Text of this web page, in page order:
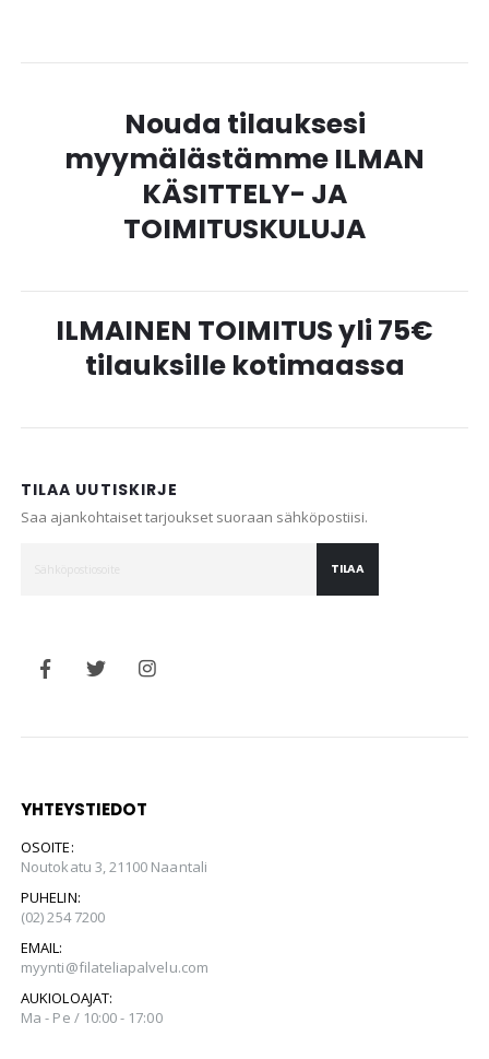
Nouda tilauksesi
myymälästämme ILMAN
KÄSITTELY- JA
TOIMITUSKULUJA
ILMAINEN TOIMITUS yli 75€
tilauksille kotimaassa
TILAA UUTISKIRJE
Saa ajankohtaiset tarjoukset suoraan sähköpostiisi.
TILAA
YHTEYSTIEDOT
OSOITE:
Noutokatu 3, 21100 Naantali
PUHELIN:
(02) 254 7200
EMAIL:
myynti@filateliapalvelu.com
AUKIOLOAJAT:
Ma - Pe / 10:00 - 17:00